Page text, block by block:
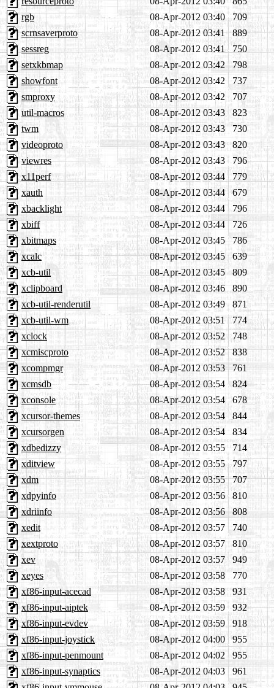
rgb
08-Apr-2012 03:40
709
scrnsaverproto
08-Apr-2012 03:41
889
sessreg
08-Apr-2012 03:41
750
setxkbmap
08-Apr-2012 03:42
798
showfont
08-Apr-2012 03:42
737
smproxy
08-Apr-2012 03:42
707
util-macros
08-Apr-2012 03:43
823
twm
08-Apr-2012 03:43
730
videoproto
08-Apr-2012 03:43
820
viewres
08-Apr-2012 03:43
796
x11perf
08-Apr-2012 03:44
779
xauth
08-Apr-2012 03:44
679
xbacklight
08-Apr-2012 03:44
796
xbiff
08-Apr-2012 03:44
726
xbitmaps
08-Apr-2012 03:45
786
xcalc
08-Apr-2012 03:45
639
xcb-util
08-Apr-2012 03:45
809
xclipboard
08-Apr-2012 03:46
890
xcb-util-renderutil
08-Apr-2012 03:49
871
xcb-util-wm
08-Apr-2012 03:51
774
xclock
08-Apr-2012 03:52
748
xcmiscproto
08-Apr-2012 03:52
838
xcompmgr
08-Apr-2012 03:53
761
xcmsdb
08-Apr-2012 03:54
824
xconsole
08-Apr-2012 03:54
678
xcursor-themes
08-Apr-2012 03:54
844
xcursorgen
08-Apr-2012 03:54
834
xdbedizzy
08-Apr-2012 03:55
714
xditview
08-Apr-2012 03:55
797
xdm
08-Apr-2012 03:55
707
xdpyinfo
08-Apr-2012 03:56
810
xdriinfo
08-Apr-2012 03:56
808
xedit
08-Apr-2012 03:57
740
xextproto
08-Apr-2012 03:57
810
xev
08-Apr-2012 03:57
949
xeyes
08-Apr-2012 03:58
770
xf86-input-acecad
08-Apr-2012 03:58
931
xf86-input-aiptek
08-Apr-2012 03:59
932
xf86-input-evdev
08-Apr-2012 03:59
918
xf86-input-joystick
08-Apr-2012 04:00
955
xf86-input-penmount
08-Apr-2012 04:02
955
xf86-input-synaptics
08-Apr-2012 04:03
961